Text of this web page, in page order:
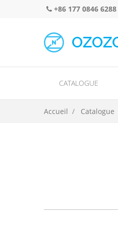
+86 177 0846 6288
CATALOGUE
Accueil Catalogue